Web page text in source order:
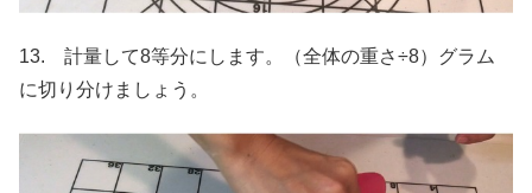
13. 計量して8等分にします。（全体の重さ÷8）グラム
に切り分けましょう。